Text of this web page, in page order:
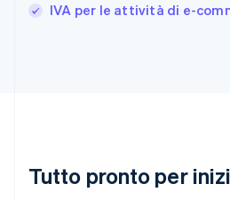
IVA per le attività di e-
Tutto pronto per
English
Lettonia
English